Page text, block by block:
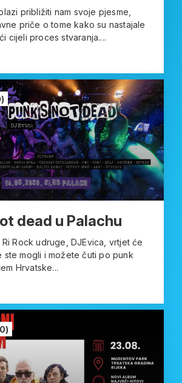
približiti nam svoje pjesme,
priče o tome kako su nastajale
cijeli proces stvaranja....
dead u Palachu
Rock udruge, DJEvica, vrtjet će
mogli i možete čuti po punk
Hrvatske...